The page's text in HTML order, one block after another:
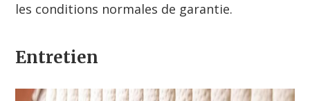
les conditions normales de garantie.
Entretien